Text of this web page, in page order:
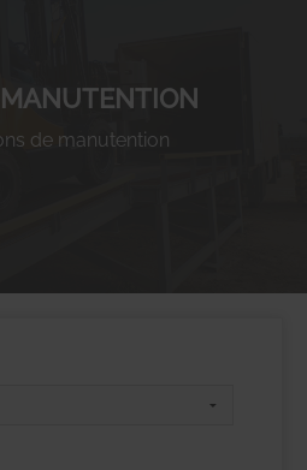
MANUTENTION
de manutention